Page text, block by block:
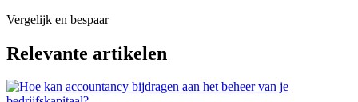
Vergelijk en bespaar
Relevante artikelen